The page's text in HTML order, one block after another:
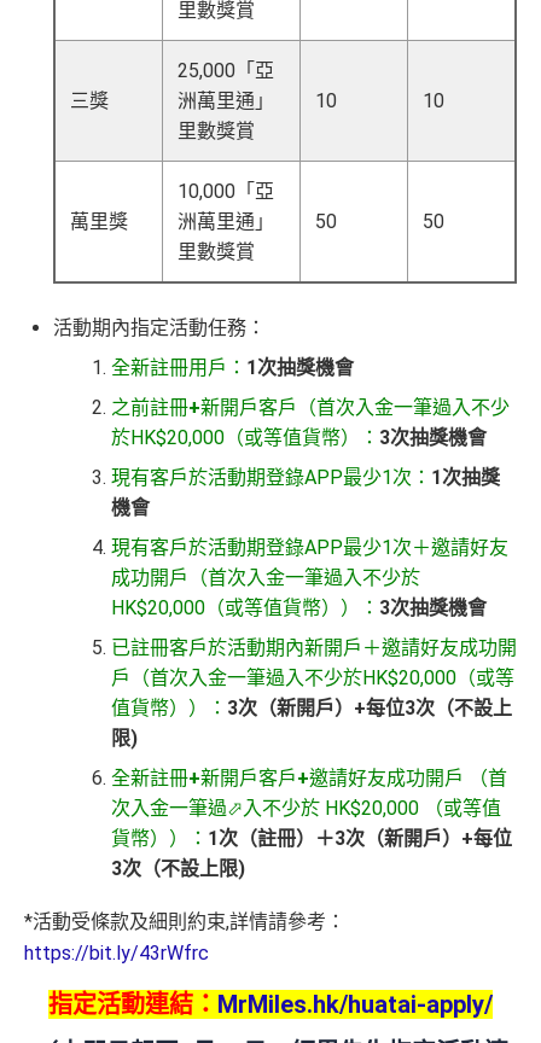
里數獎賞
三獎
25,000「亞
洲萬里通」
里數獎賞
10 10
萬里獎
10,000「亞
洲萬里通」
里數獎賞
50 50
活動期內指定活動任務：
全新註冊用戶： 1次抽獎機會
之前註冊+新開戶客戶（首次入金一筆過入不少
於HK$20,000（或等值貨幣）： 3次抽獎機會
現有客戶於活動期登錄APP最少1 次： 1次抽獎
機會
現有客戶於活動期登錄APP最少1 次＋邀請好友
成功開戶
（首次入金一筆過入不少於
HK$20,000（或等值貨幣））： 3次抽獎機會
已註冊客戶於活動期內新開戶＋邀請好友成功開
戶（首次入金一筆過入不少於HK$20,000（或等
值貨幣））： 3次（新開戶）+每位3次（不設上
限)
全新註冊+新開戶客戶+邀請好友成功開戶
（首
次入金一筆過⬀入不少於 HK$20,000 （或等值
貨幣））： 1次（註冊）＋3次（新開戶）+每位
3次（不設上限)
*活動受條款及細則約束,詳情請參考：
https://bit.ly/43rWfrc
指定活動連結： MrMiles.hk/huatai-apply/